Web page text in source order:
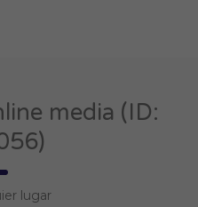
media (ID:
lugar